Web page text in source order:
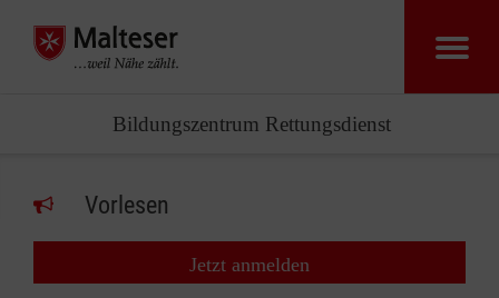
Bildungszentrum Rettungsdienst
Vorlesen
Jetzt anmelden